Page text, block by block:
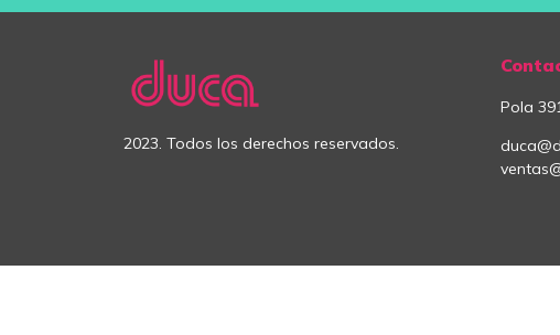
2023. Todos los derechos reservados.
Pola